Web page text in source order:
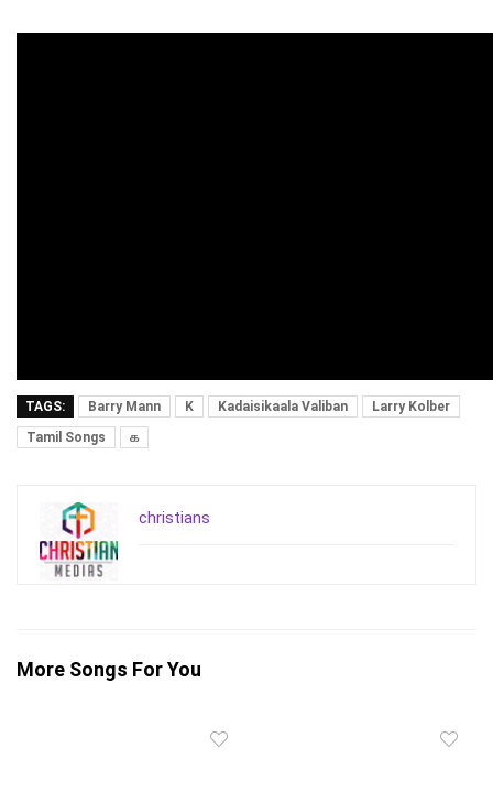
TAGS: Barry Mann K Kadaisikaala Valiban
Larry Kolber
Tamil Songs
க
christians
More Songs For You